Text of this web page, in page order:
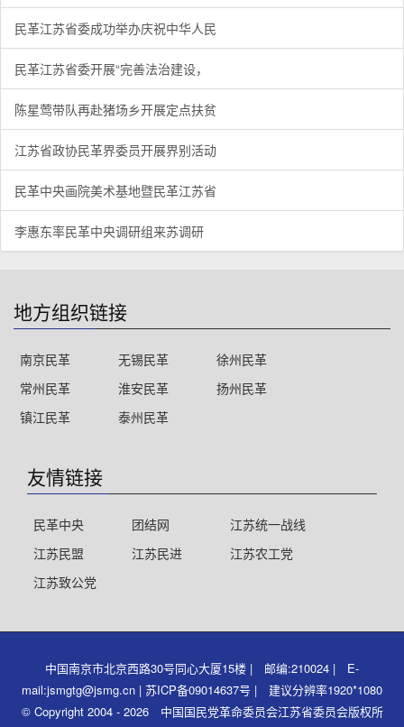
民革江苏省委成功举办庆祝中华人民
民革江苏省委开展“完善法治建设，
陈星莺带队再赴猪场乡开展定点扶贫
江苏省政协民革界委员开展界别活动
民革中央画院美术基地暨民革江苏省
李惠东率民革中央调研组来苏调研
地方组织链接
南京民革 无锡民革
徐州民革
常州民革
淮安民革
扬州民革
镇江民革
泰州民革
友情链接
民革中央 团结网
江苏统一战线
江苏民盟
江苏民进
江苏农工党
江苏致公党
中国南京市北京西路30号同心大厦15楼 | 邮编:210024 | E-
mail:jsmgtg@jsmg.cn | 苏ICP备09014637号 | 建议分辨率1920*1080
© Copyright 2004 - 2026 中国国民党革命委员会江苏省委员会版权所